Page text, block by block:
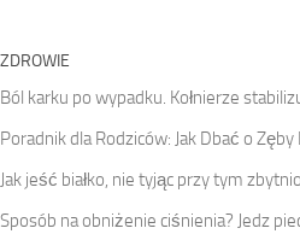
ZDROWIE
Ból karku po wypadku. Kołnierze
Poradnik dla Rodziców: Jak Dbać o
Jak jeść białko, nie tyjąc przy tym
Sposób na obniżenie ciśnienia? Jedz